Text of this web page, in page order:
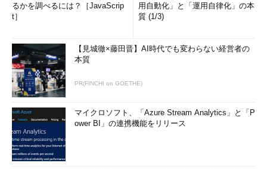
るかを調べるには？［JavaScrip
t］
用自動化」と「運用自律化」の本
質 (1/3)
【見城徹×藤田晋】AI時代でも変わらない経営者の
本質
PR(FINCHI on GOETHE)
マイクロソフト、「Azure Stream Analytics」と「P
ower BI」の連携機能をリリース